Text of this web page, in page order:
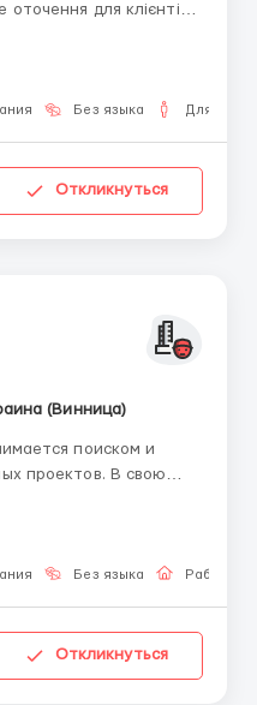
для клієнтів.
- Гнучкий
під ваші уподобання,
Без языка Для
Откликнуться
(Винница)
поиском и
В свою
языка -Коммуникабельный...
Без языка Работа
Откликнуться